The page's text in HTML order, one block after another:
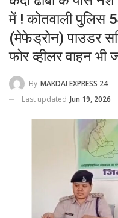
में ! कोतवाली पुलिस
(मेफेड्रोन) पाउडर
फोर व्हीलर वाहन भी
By MAKDAI EXPRESS 24
Last updated Jun 19, 2026